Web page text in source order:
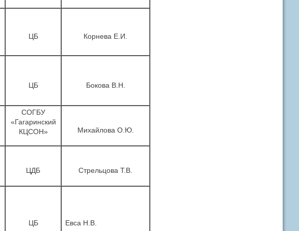
ЦБ Корнева Е.И.
ЦБ Бокова В.Н.
СОГБУ
«Гагаринский
КЦСОН»
Михайлова О.Ю.
ЦДБ Стрельцова Т.В.
ЦБ Евса Н.В.